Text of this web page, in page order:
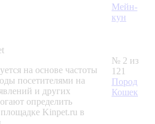
Мейн-
кун
на основе частоты
посетителями на
и других
определить
Kinpet.ru в
№ 2 из
121
Пород
Кошек